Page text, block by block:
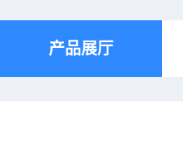
产品展厅